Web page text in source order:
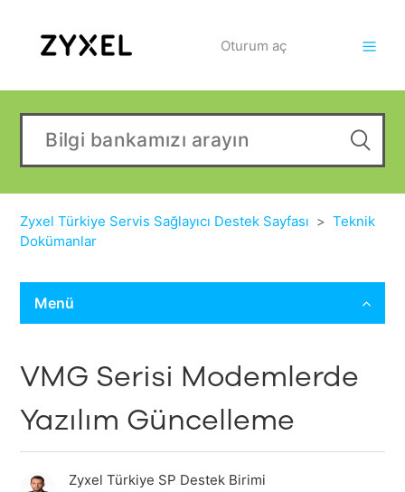
Oturum aç
Zyxel Türkiye Servis Sağlayıcı Destek Sayfası
Teknik
Dokümanlar
Menü
VMG Serisi Modemlerde
Yazılım Güncelleme
Zyxel Türkiye SP Destek Birimi